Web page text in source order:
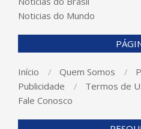
Noticias do Mundo
Início Quem Somos
Publicidade
Termos de
Fale Conosco